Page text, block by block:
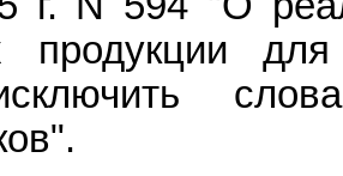
продукции